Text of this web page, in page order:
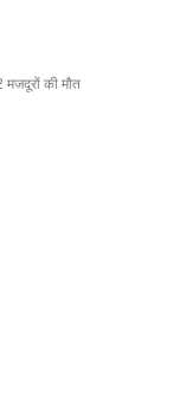
मजदूरों की मौत